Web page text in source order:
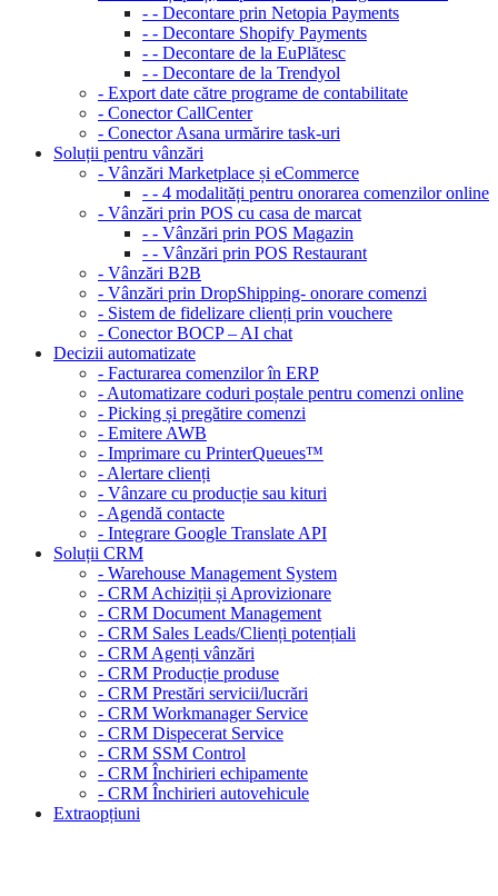
- - Decontare prin Netopia Payments
- - Decontare Shopify Payments
- - Decontare de la EuPlătesc
- - Decontare de la Trendyol
- Export date către programe de contabilitate
- Conector CallCenter
- Conector Asana urmărire task-uri
Soluții pentru vânzări
- Vânzări Marketplace și eCommerce
- - 4 modalități pentru onorarea comenzilor online
- Vânzări prin POS cu casa de marcat
- - Vânzări prin POS Magazin
- - Vânzări prin POS Restaurant
- Vânzări B2B
- Vânzări prin DropShipping- onorare comenzi
- Sistem de fidelizare clienți prin vouchere
- Conector BOCP – AI chat
Decizii automatizate
- Facturarea comenzilor în ERP
- Automatizare coduri poștale pentru comenzi online
- Picking și pregătire comenzi
- Emitere AWB
- Imprimare cu PrinterQueues™
- Alertare clienți
- Vânzare cu producție sau kituri
- Agendă contacte
- Integrare Google Translate API
Soluții CRM
- Warehouse Management System
- CRM Achiziții și Aprovizionare
- CRM Document Management
- CRM Sales Leads/Clienți potențiali
- CRM Agenți vânzări
- CRM Producție produse
- CRM Prestări servicii/lucrări
- CRM Workmanager Service
- CRM Dispecerat Service
- CRM SSM Control
- CRM Închirieri echipamente
- CRM Închirieri autovehicule
Extraopțiuni